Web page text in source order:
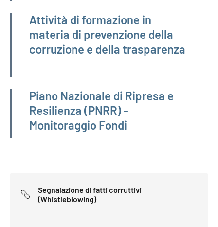
Attività di formazione in
materia di prevenzione della
corruzione e della trasparenza
Piano Nazionale di Ripresa e
Resilienza (PNRR) -
Monitoraggio Fondi
Segnalazione di fatti corruttivi
(Whistleblowing)